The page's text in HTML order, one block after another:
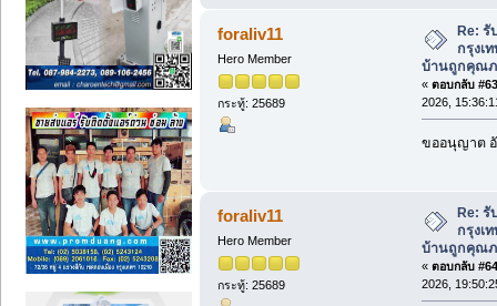
foraliv11
Hero Member
กระทู้: 25689
Re: รั
กรุงเ
บ้านถูกคุณภ
« ตอบกลับ
2026,
ขออนุญาต
foraliv11
Hero Member
กระทู้: 25689
Re: รั
กรุงเ
บ้านถูกคุณภ
« ตอบกลับ
2026,